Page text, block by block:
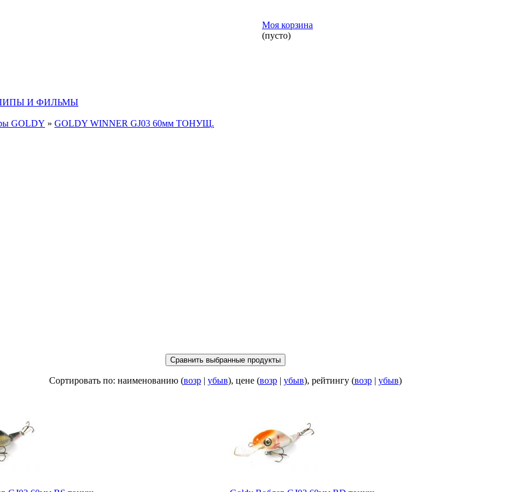
Моя корзина
(пусто)
И ФИЛЬМЫ
GOLDY » GOLDY WINNER GJ03 60мм ТОНУЩ.
Сортировать по: наименованию (возр| убыв), цене (возр| убыв), рейтингу (возр| убыв)